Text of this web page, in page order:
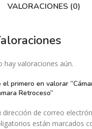
VALORACIONES (0)
hay valoraciones aún.
el primero en valorar
Retroceso”
dirección de correo
están marcados